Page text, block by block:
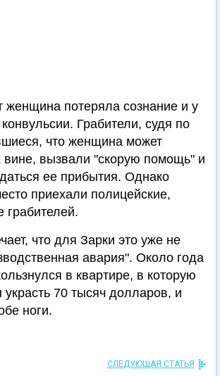
женщина потеряла сознание и у
Грабители, судя по
что женщина может
вине, вызвали "скорую помощь" и
ее прибытия. Однако
приехали полицейские,
грабителей.
что для Зарки это уже не
авария". Около года
в квартире, в которую
украсть 70 тысяч долларов, и
ноги.
СЛЕДУЮЩАЯ СТАТЬЯ